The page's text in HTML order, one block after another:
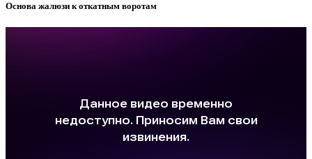
Основа жалюзи к откатным воротам